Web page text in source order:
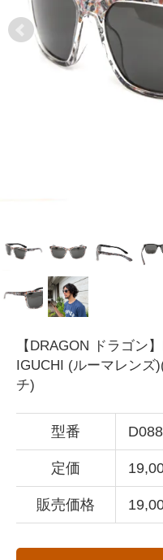
【DRAGON ドラゴン
IGUCHI (ルーマレンズ
チ)
型番
定価
販売価格